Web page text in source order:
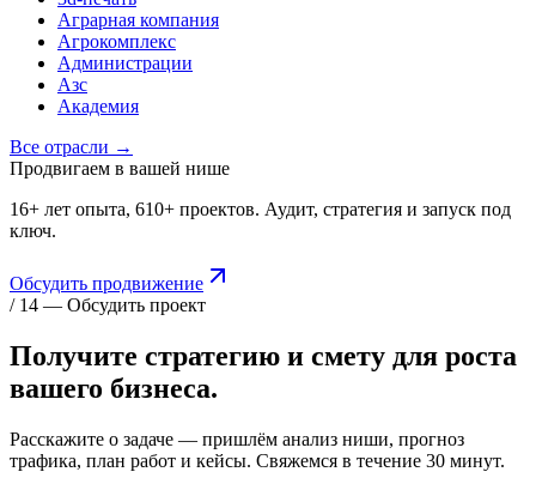
Аграрная компания
Агрокомплекс
Администрации
Азс
Академия
Все отрасли →
Продвигаем в вашей нише
16+ лет опыта, 610+ проектов. Аудит, стратегия и запуск под
ключ.
Обсудить продвижение
/ 14 — Обсудить проект
Получите стратегию и смету для роста
вашего бизнеса.
Расскажите о задаче — пришлём анализ ниши, прогноз
трафика, план работ и кейсы. Свяжемся в течение 30 минут.